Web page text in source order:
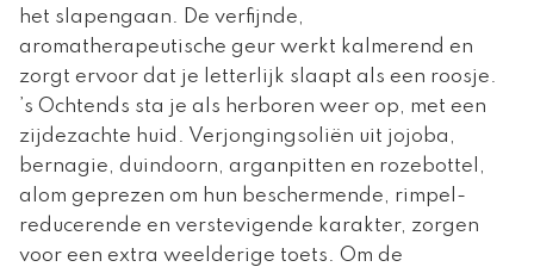
het slapengaan. De verfijnde,
aromatherapeutische geur werkt kalmerend en
zorgt ervoor dat je letterlijk slaapt als een roosje.
’s Ochtends sta je als herboren weer op, met een
zijdezachte huid. Verjongingsoliën uit jojoba,
bernagie, duindoorn, arganpitten en rozebottel,
alom geprezen om hun beschermende, rimpel-
reducerende en verstevigende karakter, zorgen
voor een extra weelderige toets. Om de